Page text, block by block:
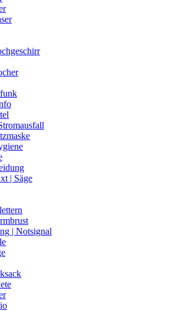
| Säge
| Notsignal